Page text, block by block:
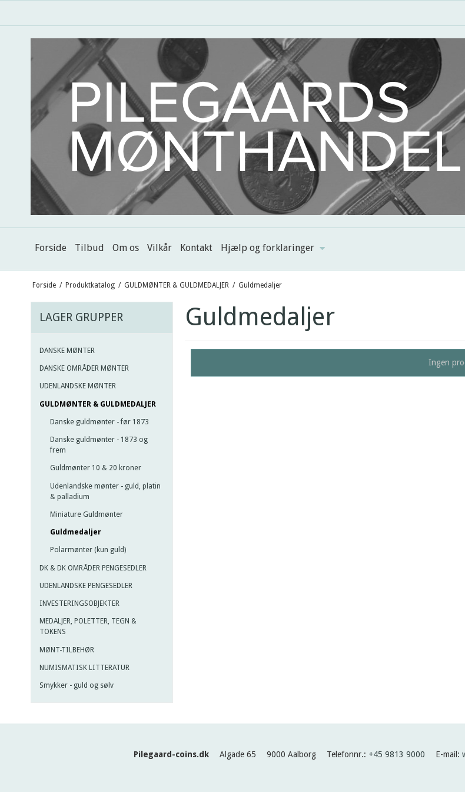
Forside Tilbud Om os Vilkår Kontakt Hjælp og forklaringer
Forside / Produktkatalog / GULDMØNTER & GULDMEDALJER / Guldmedaljer
LAGER GRUPPER
DANSKE MØNTER
DANSKE OMRÅDER MØNTER
UDENLANDSKE MØNTER
GULDMØNTER & GULDMEDALJER
Danske guldmønter - før 1873
Danske guldmønter - 1873 og
frem
Guldmønter 10 & 20 kroner
Udenlandske mønter - guld, platin
& palladium
Miniature Guldmønter
Guldmedaljer
Polarmønter (kun guld)
DK & DK OMRÅDER PENGESEDLER
UDENLANDSKE PENGESEDLER
INVESTERINGSOBJEKTER
MEDALJER, POLETTER, TEGN &
TOKENS
MØNT-TILBEHØR
NUMISMATISK LITTERATUR
Smykker - guld og sølv
Guldmedaljer
Ingen
Pilegaard-coins.dk Algade 65 9000 Aalborg Telefonnr.: +45 9813 9000 E-mail :